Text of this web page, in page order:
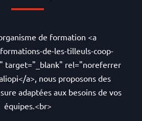
de formation <a
de-les-tilleuls-coop-
target="_blank" rel="noreferrer
a>, nous proposons des
adaptées aux besoins de vos
équipes.<br>